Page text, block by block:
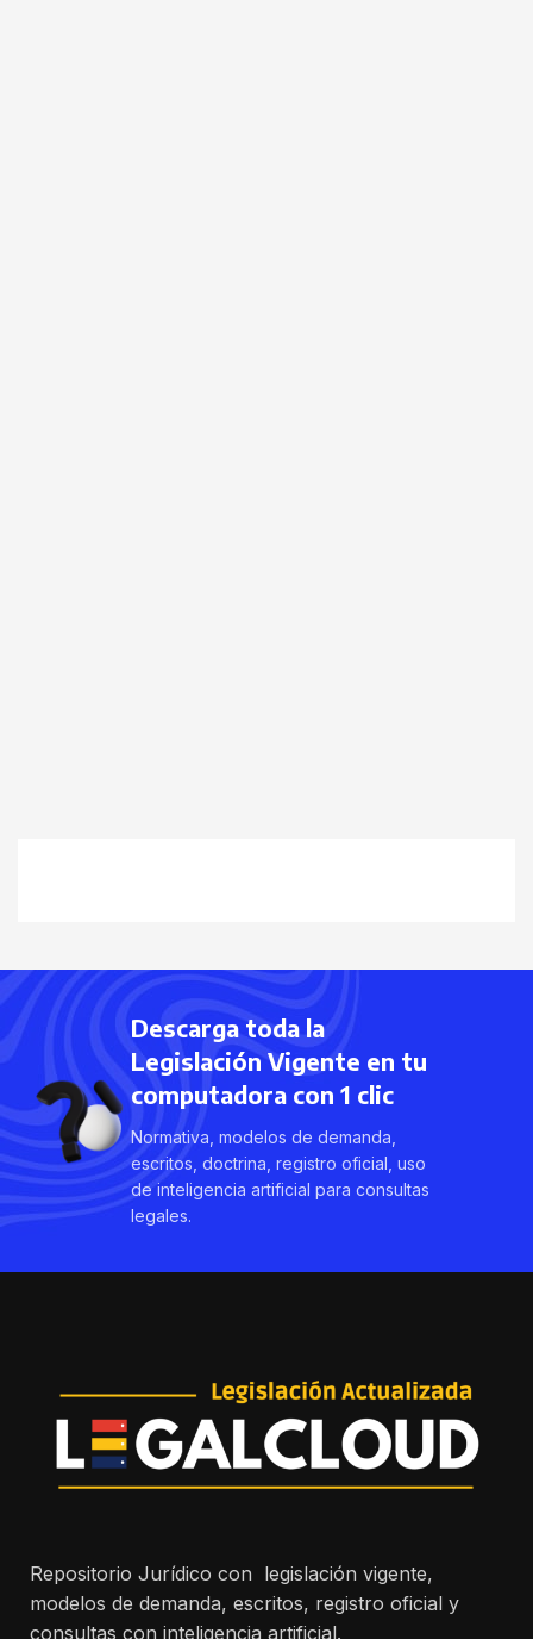
Descarga toda la
Legislación Vigente en tu
computadora con 1 clic
Normativa, modelos de demanda,
escritos, doctrina, registro oficial, uso
de inteligencia artificial para consultas
legales.
Repositorio Jurídico con legislación vigente,
modelos de demanda, escritos, registro oficial y
consultas con inteligencia artificial.